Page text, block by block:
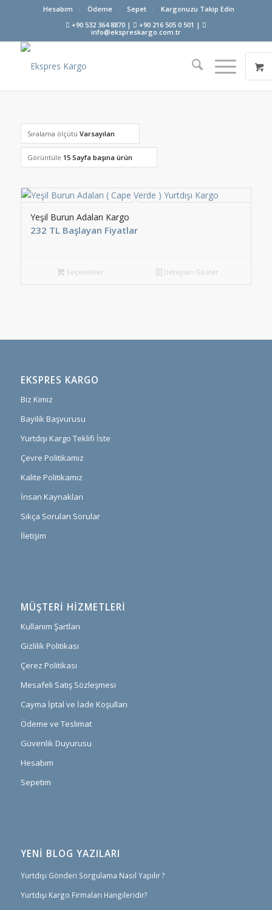
Hesabım Ödeme Sepet
Kargonuzu Takip Edin
+90 532 364 8870 |
+90 216 505 0 501 |
info@ekspreskargo.com.tr
Sıralama ölçütü Varsayılan
Görüntüle 15 Sayfa başına ürün
Yeşil Burun Adaları Kargo
232 TL Başlayan Fiyatlar
Seçenekler Detayları Göster
EKSPRES KARGO
Biz Kimiz
Bayilik Başvurusu
Yurtdışı Kargo Teklifi İste
Çevre Politikamız
Kalite Politikamız
İnsan Kaynakları
Sıkça Sorulan Sorular
İletişim
MÜŞTERI HIZMETLERI
Kullanım Şartları
Gizlilik Politikası
Çerez Politikası
Mesafeli Satış Sözleşmesi
Cayma İptal ve İade Koşulları
Ödeme ve Teslimat
Güvenlik Duyurusu
Hesabım
Sepetim
YENİ BLOG YAZILARI
Yurtdışı Gönderi Sorgulama Nasıl Yapılır ?
Yurtdışı Kargo Firmaları Hangileridir?